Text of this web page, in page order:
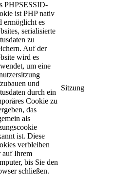
PHPSESSID-
ist PHP nativ
ermöglicht es
serialisierte
zu
Auf der
wird es
um eine
und
durch ein
Cookie zu
das
als
ist. Diese
verbleiben
auf Ihrem
bis Sie den
schließen.
Sitzung